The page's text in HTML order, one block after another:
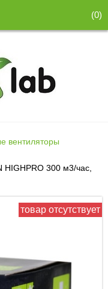
(0)
вентиляторы
HIGHPRO 300 м3/час,
товар отсутствует